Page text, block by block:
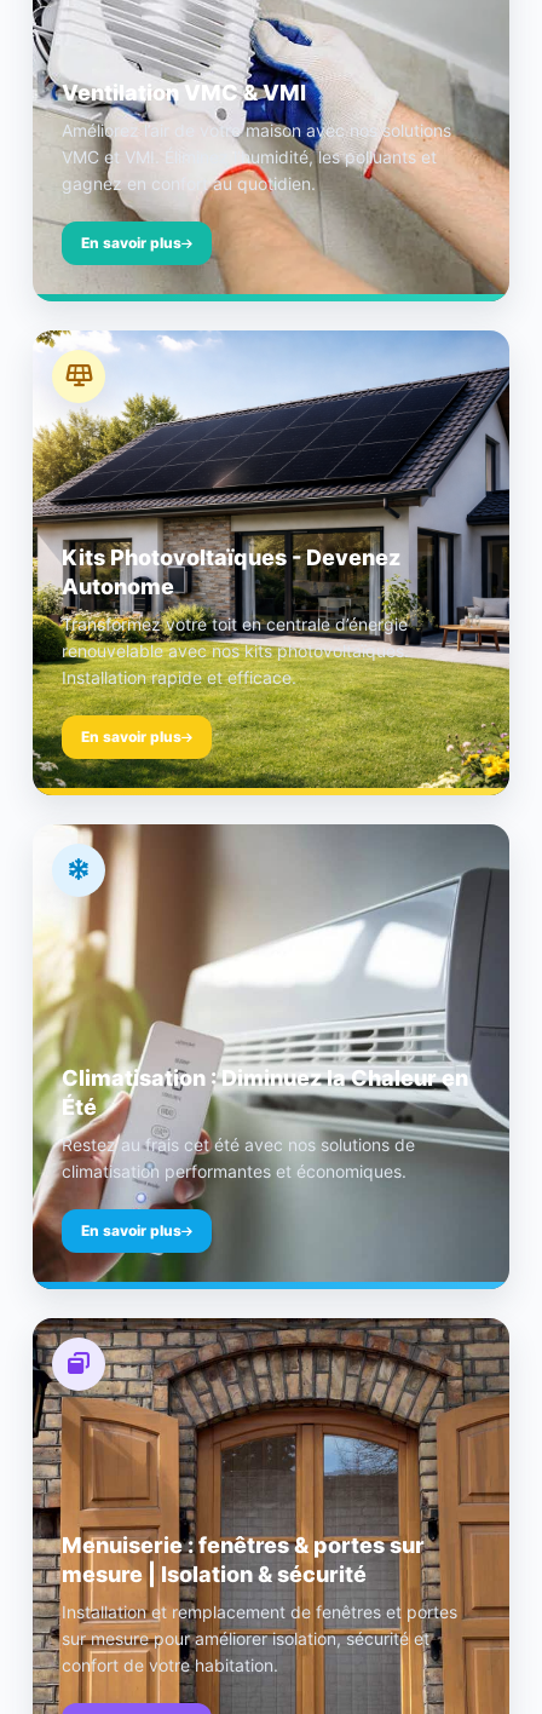
Ventilation VMC & VMI
Améliorez l’air de votre maison avec nos solutions
VMC et VMI. Éliminez l’humidité, les polluants et
gagnez en confort au quotidien.
En savoir plus
Kits Photovoltaïques - Devenez
Autonome
Transformez votre toit en centrale d’énergie
renouvelable avec nos kits photovoltaïques.
Installation rapide et efficace.
En savoir plus
Climatisation : Diminuez la Chaleur en
Été
Restez au frais cet été avec nos solutions de
climatisation performantes et économiques.
En savoir plus
Menuiserie : fenêtres & portes sur
mesure | Isolation & sécurité
Installation et remplacement de fenêtres et portes
sur mesure pour améliorer isolation, sécurité et
confort de votre habitation.